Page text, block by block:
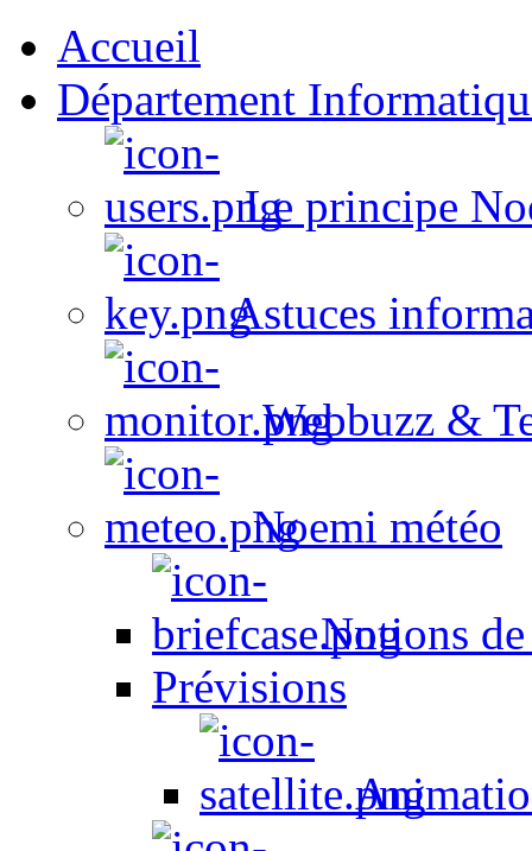
Accueil
Département
Le principe
Astuces
Webbuzz &
Noemi météo
Notions
Prévisions